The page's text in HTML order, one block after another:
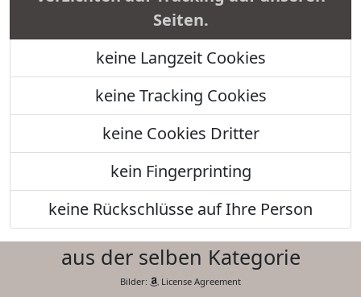
Seiten.
keine Langzeit Cookies
keine Tracking Cookies
keine Cookies Dritter
kein Fingerprinting
keine Rückschlüsse auf Ihre Person
aus der selben Kategorie
Bilder: License Agreement